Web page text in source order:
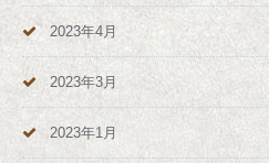
2023年4月
2023年3月
2023年1月